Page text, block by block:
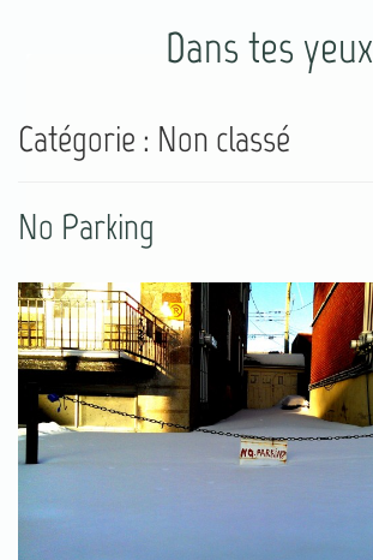
Dans tes yeux
Catégorie : Non classé
No Parking